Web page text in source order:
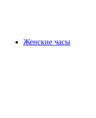
Женские часы